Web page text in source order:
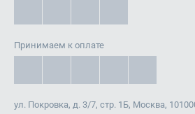
Принимаем к оплате
ул. Покровка, д. 3/7, стр. 1Б, Москва,